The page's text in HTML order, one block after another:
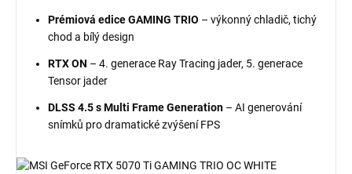
Prémiová edice GAMING TRIO – výkonný chladič, tichý
chod a bílý design
RTX ON – 4. generace Ray Tracing jader, 5. generace
Tensor jader
DLSS 4.5 s Multi Frame Generation – AI generování
snímků pro dramatické zvýšení FPS